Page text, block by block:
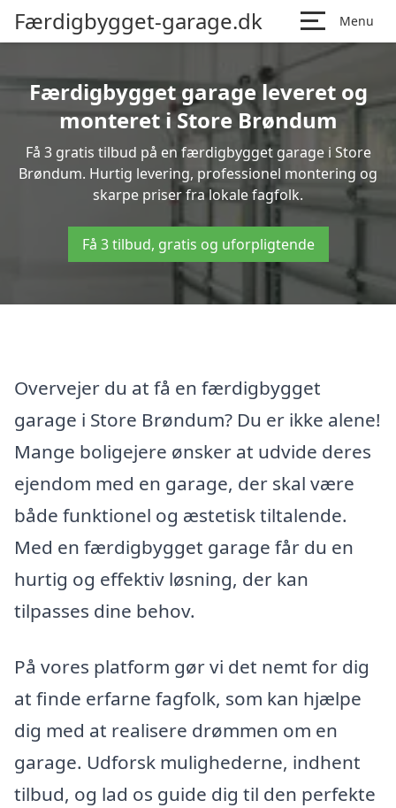
Færdigbygget-garage.dk Menu
Færdigbygget garage leveret og
monteret i Store Brøndum
Få 3 gratis tilbud på en færdigbygget garage i Store
Brøndum. Hurtig levering, professionel montering og
skarpe priser fra lokale fagfolk.
Få 3 tilbud, gratis og uforpligtende
Overvejer du at få en færdigbygget
garage i Store Brøndum? Du er ikke alene!
Mange boligejere ønsker at udvide deres
ejendom med en garage, der skal være
både funktionel og æstetisk tiltalende.
Med en færdigbygget garage får du en
hurtig og effektiv løsning, der kan
tilpasses dine behov.
På vores platform gør vi det nemt for dig
at finde erfarne fagfolk, som kan hjælpe
dig med at realisere drømmen om en
garage. Udforsk mulighederne, indhent
tilbud, og lad os guide dig til den perfekte